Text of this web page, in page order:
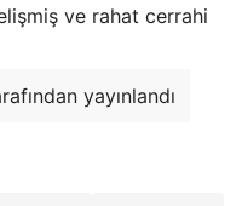
ve rahat cerrahi
yayınlandı